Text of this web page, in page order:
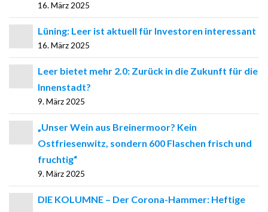
16. März 2025
Lüning: Leer ist aktuell für Investoren interessant
16. März 2025
Leer bietet mehr 2.0: Zurück in die Zukunft für die
Innenstadt?
9. März 2025
„Unser Wein aus Breinermoor? Kein
Ostfriesenwitz, sondern 600 Flaschen frisch und
fruchtig“
9. März 2025
DIE KOLUMNE – Der Corona-Hammer: Heftige